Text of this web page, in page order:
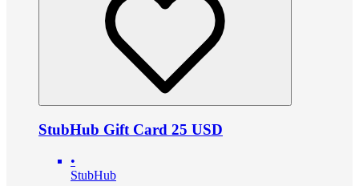
StubHub Gift Card 25 USD
•
StubHub